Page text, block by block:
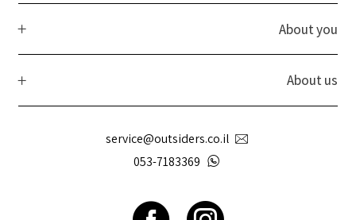
About you
About us
service@outsiders.co.il
053-7183369